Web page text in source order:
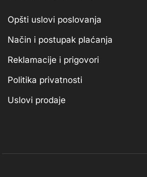
Opšti uslovi poslovanja
Način i postupak plaćanja
Reklamacije i prigovori
Politika privatnosti
Uslovi prodaje